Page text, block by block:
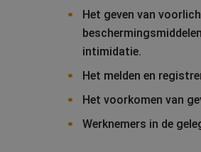
Het geven van
intimidatie.
Het melden en
Het voorkomen van
Werknemers in de